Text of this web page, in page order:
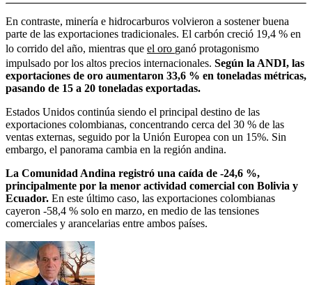
En contraste, minería e hidrocarburos volvieron a sostener buena
parte de las exportaciones tradicionales. El carbón creció 19,4 % en
lo corrido del año, mientras que el oro ganó protagonismo
impulsado por los altos precios internacionales. Según la ANDI, las
exportaciones de oro aumentaron 33,6 % en toneladas métricas,
pasando de 15 a 20 toneladas exportadas.
Estados Unidos continúa siendo el principal destino de las
exportaciones colombianas, concentrando cerca del 30 % de las
ventas externas, seguido por la Unión Europea con un 15%. Sin
embargo, el panorama cambia en la región andina.
La Comunidad Andina registró una caída de -24,6 %,
principalmente por la menor actividad comercial con Bolivia y
Ecuador. En este último caso, las exportaciones colombianas
cayeron -58,4 % solo en marzo, en medio de las tensiones
comerciales y arancelarias entre ambos países.